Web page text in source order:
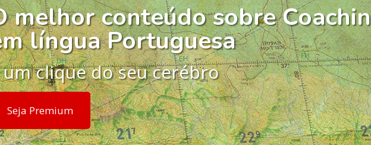
melhor conteúdo sobre
língua Portuguesa
um clique do seu cerébro
Seja Premium